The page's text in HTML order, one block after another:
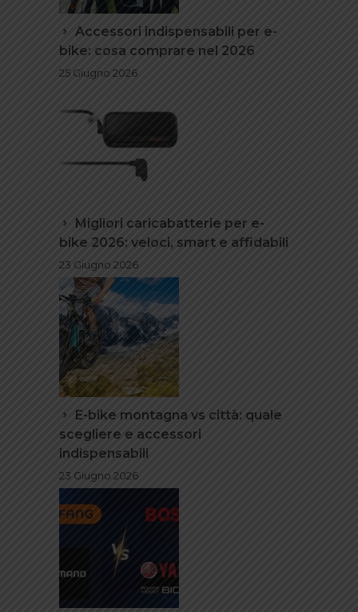
Accessori indispensabili per e-
bike: cosa comprare nel 2026
25 Giugno 2026
Migliori caricabatterie per e-
bike 2026: veloci, smart e affidabili
23 Giugno 2026
E-bike montagna vs città: quale
scegliere e accessori
indispensabili
23 Giugno 2026